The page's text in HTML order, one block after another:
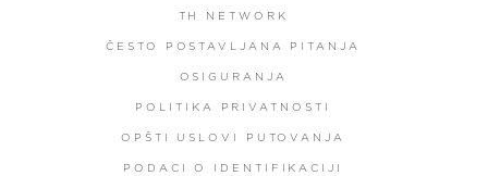
TH NETWORK
ČESTO POSTAVLJANA PITANJA
OSIGURANJA
POLITIKA PRIVATNOSTI
OPŠTI USLOVI PUTOVANJA
PODACI O IDENTIFIKACIJI